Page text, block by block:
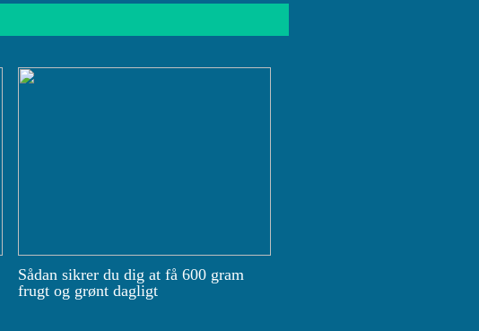
Sådan sikrer du dig at få 600 gram
frugt og grønt dagligt